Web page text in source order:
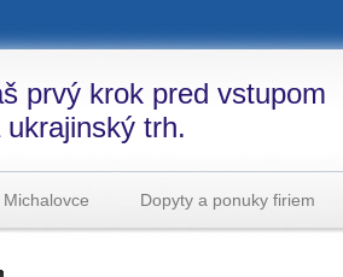
prvý krok pred vstupom
ukrajinský trh.
Michalovce Dopyty a ponuky firiem